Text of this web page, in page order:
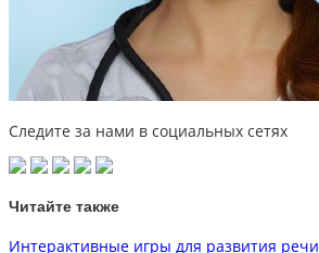
Следите за нами в социальных сетях
Читайте также
Интерактивные игры для развития речи